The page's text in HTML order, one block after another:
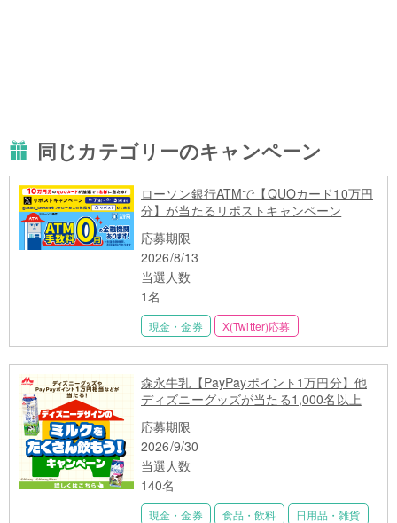
同じカテゴリーのキャンペーン
ローソン銀行ATMで【QUOカード10万円
分】が当たるリポストキャンペーン
応募期限
2026/8/13
当選人数
1名
現金・金券 X(Twitter)応募
森永牛乳【PayPayポイント1万円分】他
ディズニーグッズが当たる1,000名以上
応募期限
2026/9/30
当選人数
140名
現金・金券 食品・飲料 日用品・雑貨